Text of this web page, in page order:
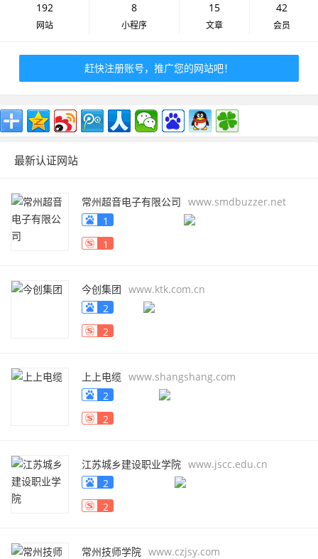
192
网站
8
小程序
15
文章
42
会员
赶快注册账号，推广您的网站吧！
最新认证网站
常州超音电子有限公司 www.smdbuzzer.net
1
1
今创集团 www.ktk.com.cn
2
2
上上电缆 www.shangshang.com
2
2
江苏城乡建设职业学院 www.jscc.edu.cn
2
2
常州技师学院 www.czjsy.com